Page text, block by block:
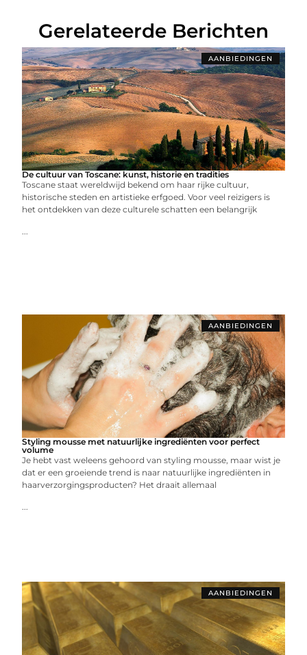
Gerelateerde Berichten
AANBIEDINGEN
De cultuur van Toscane: kunst, historie en tradities
Toscane staat wereldwijd bekend om haar rijke cultuur,
historische steden en artistieke erfgoed. Voor veel reizigers is
het ontdekken van deze culturele schatten een belangrijk
...
AANBIEDINGEN
Styling mousse met natuurlijke ingrediënten voor perfect
volume
Je hebt vast weleens gehoord van styling mousse, maar wist je
dat er een groeiende trend is naar natuurlijke ingrediënten in
haarverzorgingsproducten? Het draait allemaal
...
AANBIEDINGEN